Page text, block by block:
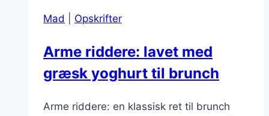
jordbærkompot
Mad Opskrifter
Arme riddere: lavet med
græsk yoghurt til brunch
Arme riddere: en klassisk ret til brunch